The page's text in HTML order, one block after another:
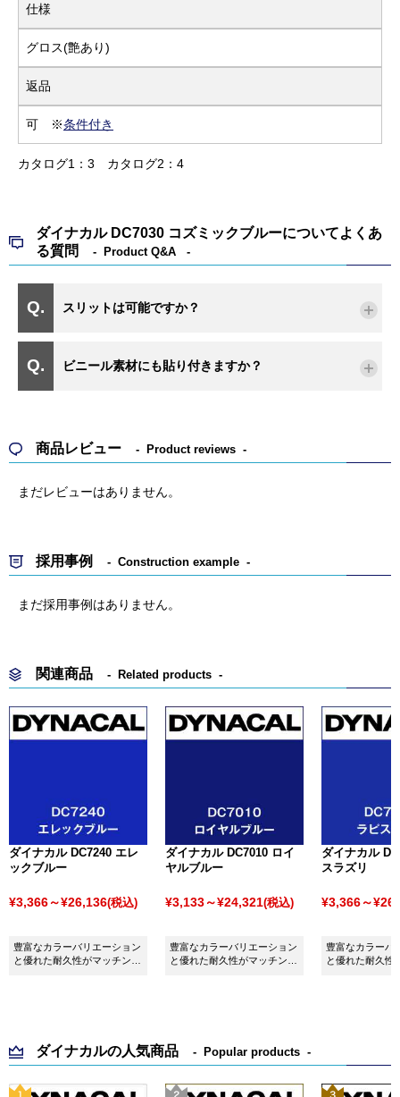
仕様
グロス(艶あり)
返品
可 ※条件付き
カタログ1：3 カタログ2：4
ダイナカル DC7030 コズミックブルーについてよくあ
る質問
Product Q&A
スリットは可能ですか？
ビニール素材にも貼り付きますか？
商品レビュー Product reviews
まだレビューはありません。
採用事例 Construction example
まだ採用事例はありません。
関連商品 Related products
ダイナカル DC7240 エレ
ックブルー
¥3,366～¥26,136(税込)
豊富なカラーバリエーション
と優れた耐久性がマッチング
ダイナカル DC7010 ロイ
ヤルブルー
¥3,133～¥24,321(税込)
豊富なカラーバリエーション
と優れた耐久性がマッチング
ダイナカル
スラズリ
¥3,366～
豊富なカラーバ
と優れた耐久性
ダイナカルの人気商品 Popular products